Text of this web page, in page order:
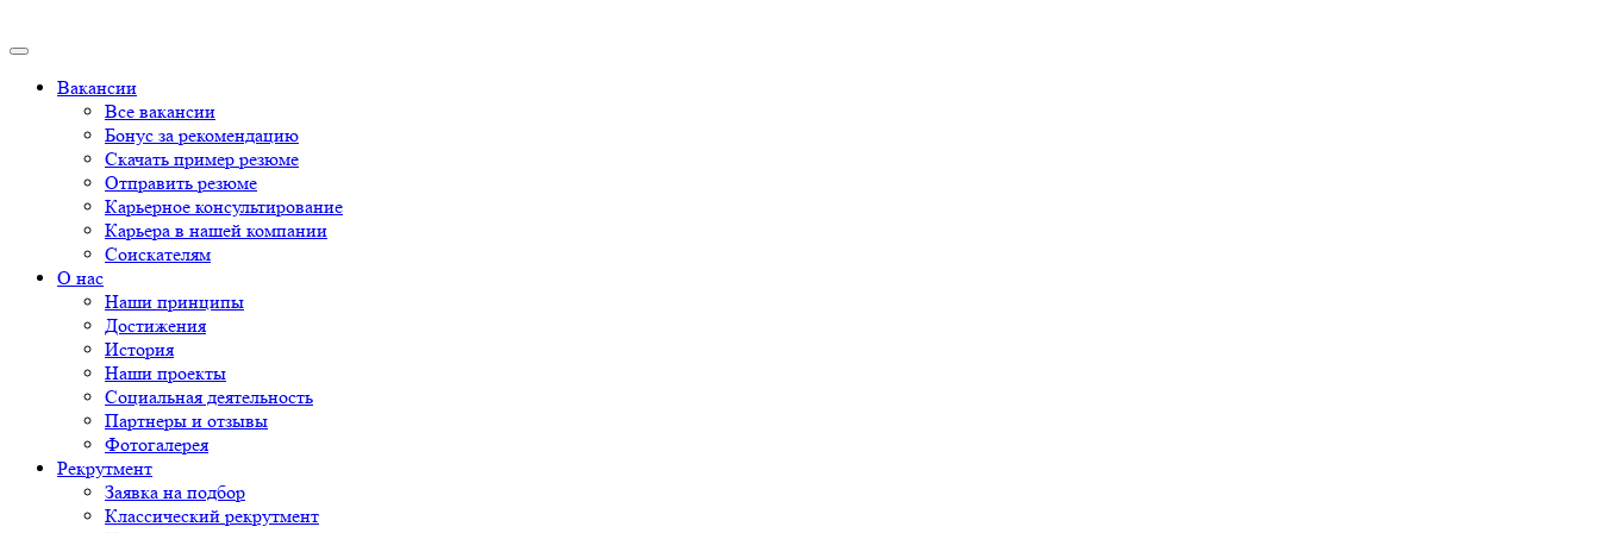
Вакансии
Все вакансии
Бонус за рекомендацию
Скачать пример резюме
Отправить резюме
Карьерное консультирование
Карьера в нашей компании
Соискателям
О нас
Наши принципы
Достижения
История
Наши проекты
Социальная деятельность
Партнеры и отзывы
Фотогалерея
Рекрутмент
Заявка на подбор
Классический рекрутмент